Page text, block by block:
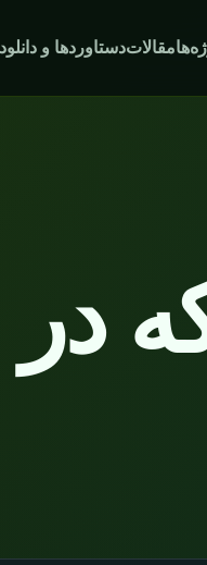
مقالاتدستاوردها و دانلود
در